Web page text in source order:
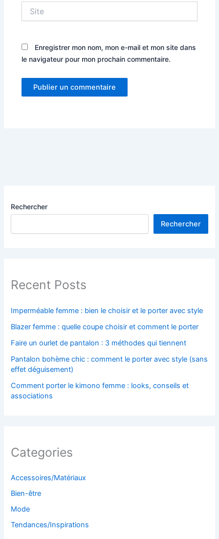
Enregistrer mon nom, mon e-mail et mon site dans
le navigateur pour mon prochain commentaire.
Rechercher
Rechercher
Recent Posts
Imperméable femme : bien le choisir et le porter avec style
Blazer femme : quelle coupe choisir et comment le porter
Faire un ourlet de pantalon : 3 méthodes qui tiennent
Pantalon bohème chic : comment le porter avec style (sans
effet déguisement)
Comment porter le kimono femme : looks, conseils et
associations
Categories
Accessoires/Matériaux
Bien-être
Mode
Tendances/Inspirations